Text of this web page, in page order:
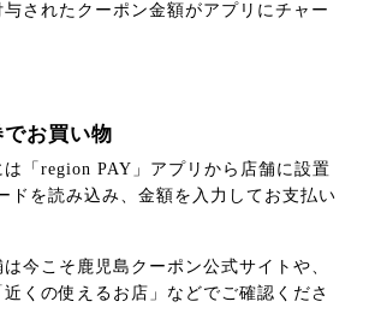
与されたクーポン金額がアプリにチャー
お買い物
「region PAY」アプリから店舗に設置
ドを読み込み、金額を入力してお支払い
今こそ鹿児島クーポン公式サイトや、
くの使えるお店」などでご確認くださ